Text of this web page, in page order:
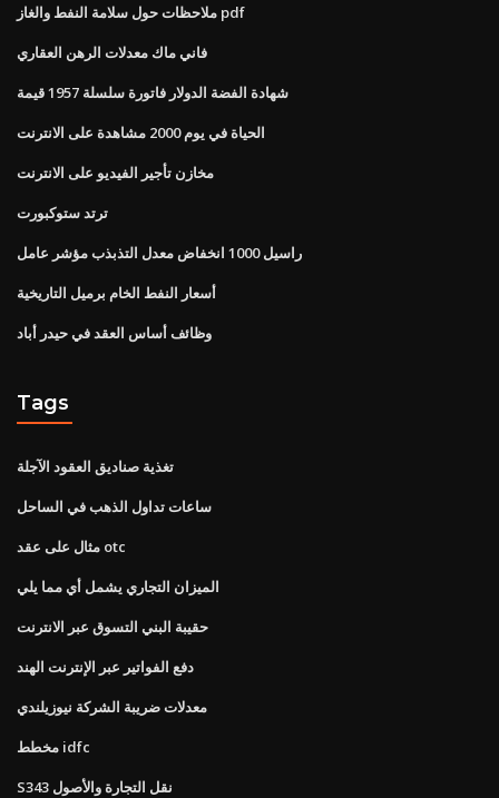
ملاحظات حول سلامة النفط والغاز pdf
فاني ماك معدلات الرهن العقاري
شهادة الفضة الدولار فاتورة سلسلة 1957 قيمة
الحياة في يوم 2000 مشاهدة على الانترنت
مخازن تأجير الفيديو على الانترنت
ترتد ستوكبورت
راسيل 1000 انخفاض معدل التذبذب مؤشر عامل
أسعار النفط الخام برميل التاريخية
وظائف أساس العقد في حيدر أباد
Tags
تغذية صناديق العقود الآجلة
ساعات تداول الذهب في الساحل
مثال على عقد otc
الميزان التجاري يشمل أي مما يلي
حقيبة البني التسوق عبر الانترنت
دفع الفواتير عبر الإنترنت الهند
معدلات ضريبة الشركة نيوزيلندي
مخطط idfc
S343 نقل التجارة والأصول